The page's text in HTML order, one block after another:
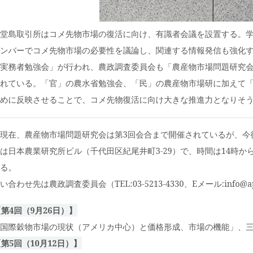
島取引所はコメ先物市場の復活に向け、有識者会議を設置する。
バーでコメ先物市場の必要性を議論し、関連する情報発信も強化
務者勉強会」が行われ、農政調査委員会も「農産物市場問題研究
ている。「官」の農水省勉強会、「民」の農産物市場研に加えて
に反映させることで、コメ先物復活に向け大きな推進力となりそ
在、農産物市場問題研究会は第3回会合まで開催されているが、
日本農業研究所ビル（千代田区紀尾井町3-29）で、時間は14時か
。
合わせ先は農政調査委員会（TEL:03-5213-4330、Eメール
第4回（9月26日）】
国際穀物市場の現状（アメリカ中心）と価格形成、市場の機能」、
第5回（10月12日）】